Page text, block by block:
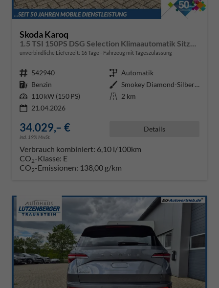
Skoda Karoq
unverbindliche Lieferzeit: 16 Tage Fahrzeug mit Tageszulassung
Fahrzeugnr. 542940 Getriebe Automatik
Kraftstoff Benzin Außenfarbe
Smokey Diamond-Silber Metallic
Leistung 110 kW (150 PS) Kilometerstand 2 km
21.04.2026
34.029,– €
incl. 19% MwSt.
Details
Verbrauch kombiniert: 6,10 l/100km
CO2-Klasse: E
CO2-Emissionen: 138,00 g/km